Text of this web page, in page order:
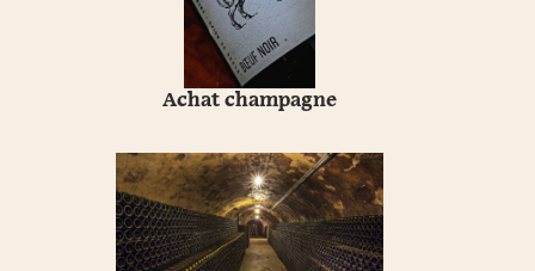
Achat champagne